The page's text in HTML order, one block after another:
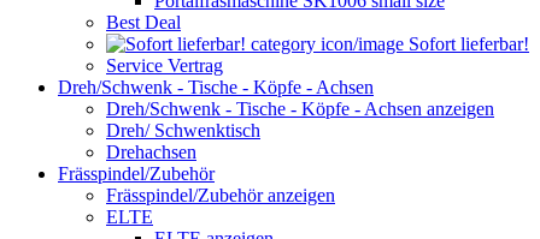
Best Deal
Sofort lieferbar!
Service Vertrag
Dreh/Schwenk - Tische - Köpfe - Achsen
Dreh/Schwenk - Tische - Köpfe - Achsen anzeigen
Dreh/ Schwenktisch
Drehachsen
Frässpindel/Zubehör
Frässpindel/Zubehör anzeigen
ELTE